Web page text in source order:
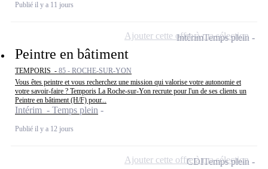
Publié il y a 11 jours
Peintre en bâtiment
TEMPORIS - 85 - ROCHE-SUR-YON
Vous êtes peintre et vous recherchez une mission qui valorise votre autonomie et
votre savoir-faire ? Temporis La Roche-sur-Yon recrute pour l'un de ses clients un
Peintre en bâtiment (H/F) pour...
Intérim - Temps plein
Publié il y a 12 jours
IntérimTemps plein
Ajouter cette offre à ma sélection
CDITemps plein
Ajouter cette offre à ma sélection